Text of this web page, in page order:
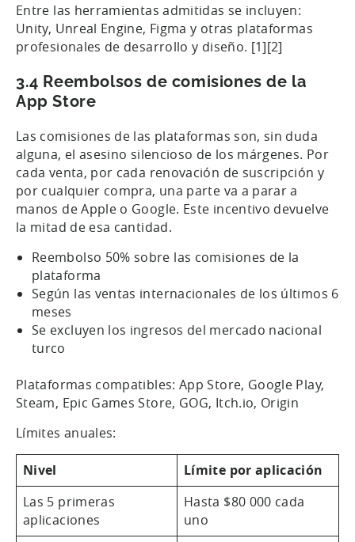
Entre las herramientas admitidas se incluyen:
Unity, Unreal Engine, Figma y otras plataformas
profesionales de desarrollo y diseño. [1][2]
3.4 Reembolsos de comisiones de la
App Store
Las comisiones de las plataformas son, sin duda
alguna, el asesino silencioso de los márgenes. Por
cada venta, por cada renovación de suscripción y
por cualquier compra, una parte va a parar a
manos de Apple o Google. Este incentivo devuelve
la mitad de esa cantidad.
Reembolso 50% sobre las comisiones de la
plataforma
Según las ventas internacionales de los últimos 6
meses
Se excluyen los ingresos del mercado nacional
turco
Plataformas compatibles: App Store, Google Play,
Steam, Epic Games Store, GOG, Itch.io, Origin
Límites anuales:
Nivel
Límite por aplicación
Las 5 primeras
aplicaciones
Hasta $80 000 cada
uno